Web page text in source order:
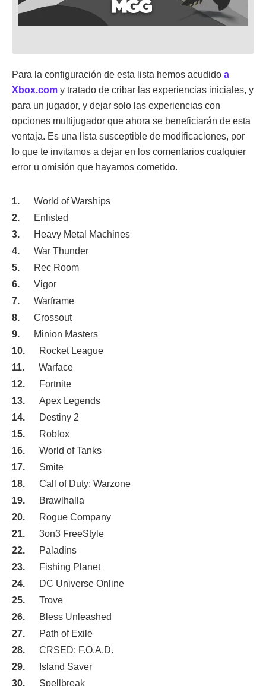
Para la configuración de esta lista hemos acudido a
Xbox.com y tratado de cribar las experiencias iniciales, y
para un jugador, y dejar solo las experiencias con
opciones multijugador que ahora se beneficiarán de esta
ventaja. Es una lista susceptible de modificaciones, por
lo que te invitamos a dejar en los comentarios cualquier
error u omisión que hayamos cometido.
World of Warships
Enlisted
Heavy Metal Machines
War Thunder
Rec Room
Vigor
Warframe
Crossout
Minion Masters
Rocket League
Warface
Fortnite
Apex Legends
Destiny 2
Roblox
World of Tanks
Smite
Call of Duty: Warzone
Brawlhalla
Rogue Company
3on3 FreeStyle
Paladins
Fishing Planet
DC Universe Online
Trove
Bless Unleashed
Path of Exile
CRSED: F.O.A.D.
Island Saver
Spellbreak